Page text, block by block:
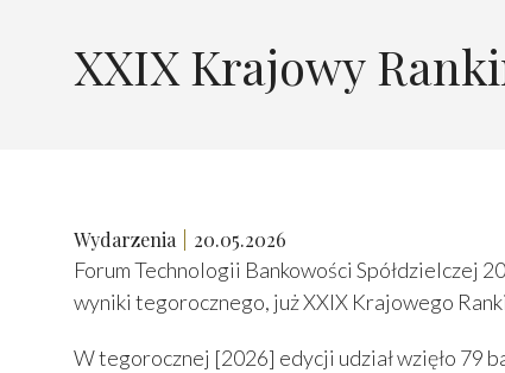
XXIX Krajowy
Wydarzenia 20.05.2026
Forum Technologii Bankowości Spółdzielczej
wyniki tegorocznego, już XXIX Krajowego
W tegorocznej [2026] edycji udział wzięło 79